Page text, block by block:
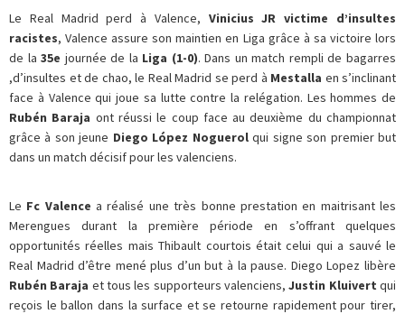
Le Real Madrid perd à Valence, Vinicius JR victime d’insultes
racistes, Valence assure son maintien en Liga grâce à sa victoire lors
de la35e journée de la Liga (1-0). Dans un match rempli de bagarres
,d’insultes et de chao, le Real Madrid se perd à Mestalla en s’inclinant
face à Valence qui joue sa lutte contre la relégation. Les hommes de
Rubén Baraja ont réussi le coup face au deuxième du championnat
grâce à son jeune Diego López Noguerolqui signe son premier but
dans un match décisif pour les valenciens.
Le Fc Valence a réalisé une très bonne prestation en maitrisant les
Merengues durant la première période en s’offrant quelques
opportunités réelles mais Thibault courtois était celui qui a sauvé le
Real Madrid d’être mené plus d’un but à la pause. Diego Lopez libère
Rubén Baraja et tous les supporteurs valenciens,Justin Kluivert qui
reçois le ballon dans la surface et se retourne rapidement pour tirer,